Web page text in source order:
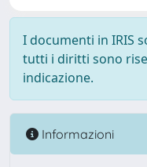
I documenti in IRIS
tutti i diritti sono
indicazione.
Informazioni